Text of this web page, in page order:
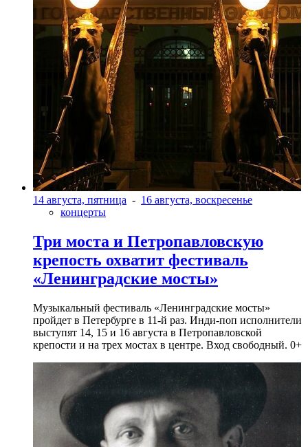
14 августа, пятница - 16 августа, воскресенье
концерты
Три моста и Петропавловскую
крепость охватит фестиваль
«Ленинградские мосты»
Музыкальный фестиваль «Ленинградские мосты»
пройдет в Петербурге в 11-й раз. Инди-поп исполнители
выступят 14, 15 и 16 августа в Петропавловской
крепости и на трех мостах в центре. Вход свободный. 0+